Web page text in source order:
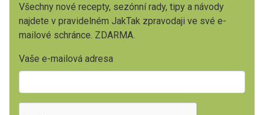
Všechny nové recepty, sezónní rady, tipy a návody
najdete v pravidelném JakTak zpravodaji ve své e-
mailové schránce. ZDARMA.
Vaše e-mailová adresa